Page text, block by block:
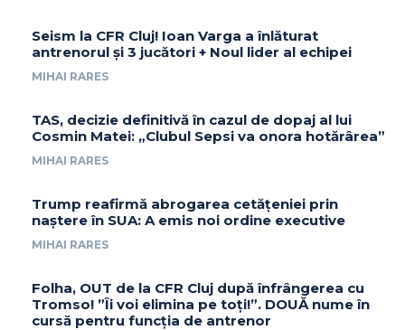
Seism la CFR Cluj! Ioan Varga a înlăturat
antrenorul și 3 jucători + Noul lider al echipei
MIHAI RARES
TAS, decizie definitivă în cazul de dopaj al lui
Cosmin Matei: „Clubul Sepsi va onora hotărârea”
MIHAI RARES
Trump reafirmă abrogarea cetățeniei prin
naștere în SUA: A emis noi ordine executive
MIHAI RARES
Folha, OUT de la CFR Cluj după înfrângerea cu
Tromso! ”Îi voi elimina pe toți!”. DOUĂ nume în
cursă pentru funcția de antrenor